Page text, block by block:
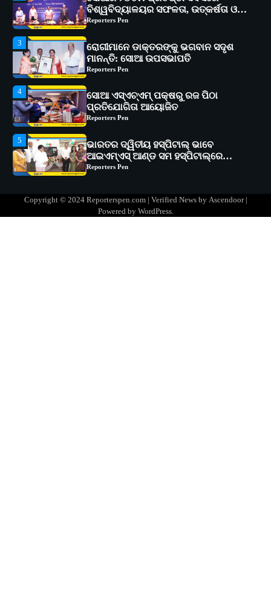
ମାନନ୍ତି: ସୋଆ ଉପସଭାପତି
Reporters Pen
4
ସୋଆ ଏସ୍‌ଏଚ୍‌ଏମ୍ ପକ୍ଷରୁ ରଜ ପିଠା
ପ୍ରତିଯୋଗିତା ଆୟୋଜିତ
Reporters Pen
5
ଭାରତର ଦ୍ୱିତୀୟ ହସ୍ପିଟାଲ୍ ଭାବେ
ଆଇଏମ୍‌ଏସ୍ ଆଣ୍ଡ ସମ ହସ୍ପିଟାଲ୍‌ରେ
ଅତ୍ୟାଧୁନିକ ଡିଜିସ୍କାନର ସ୍ଥାପନ
Reporters Pen
1
ସୋଆ ପକ୍ଷରୁ ରାୱେ କାର୍ଯ୍ୟକ୍ରମ ଅଧୀନରେ
୧୧ଟି ଗ୍ରାମରେ ୧୬ଟି କୃଷକ ପ୍ରଶିକ୍ଷଣ
କାର୍ଯ୍ୟକ୍ରମ ଆୟୋଜିତ
Reporters Pen
ସୋଆର ୨୦ତମ ପ୍ରତିଷ୍ଠା ଦିବସରେ
ବିଶ୍ୱବିଦ୍ୟାଳୟର ସଫଳତା, ଉତ୍କର୍ଷତା ଓ
ଅଗ୍ରଗତିର ସ୍ମୃତିଚାରଣ
Reporters Pen
Copyright © 2024 Reporterspen.com | Verified News by Ascendoor|
Powered by WordPress.